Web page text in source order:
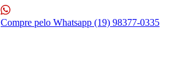
Compre pelo Whatsapp (19) 98377-0335